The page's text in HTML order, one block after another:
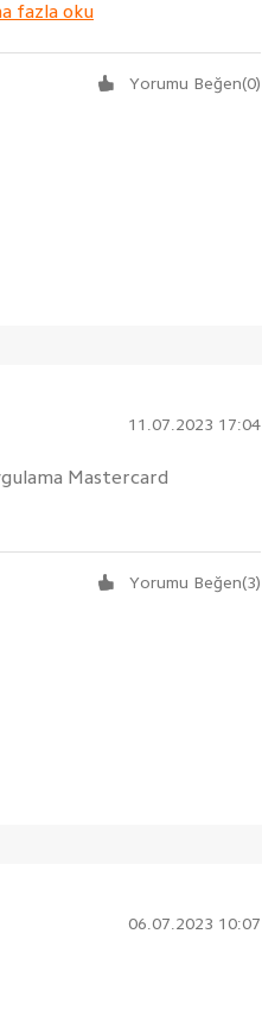
fazla oku
Yorumu Beğen(0)
11.07.2023 17:04
Mastercard
Yorumu Beğen(3)
06.07.2023 10:07